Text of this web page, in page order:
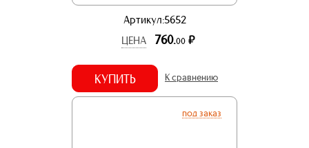
Артикул:5652
ЦЕНА
760.00 р.
КУПИТЬ К сравнению
под заказ